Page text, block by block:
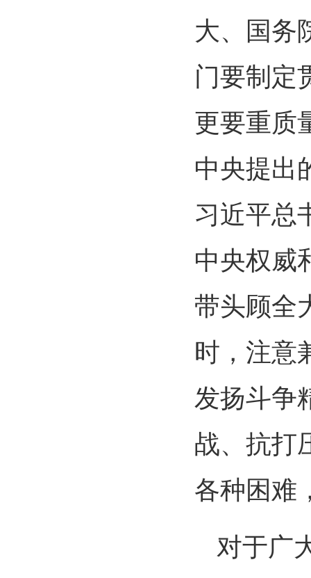
大、国务
门要制定
更要重质
中央提出
习近平总
中央权威
带头顾全
时，注意
发扬斗争
战、抗打
各种困难
对于广